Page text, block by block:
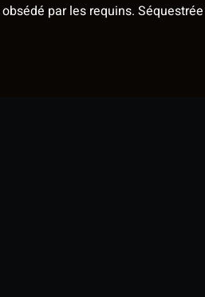
par les requins.